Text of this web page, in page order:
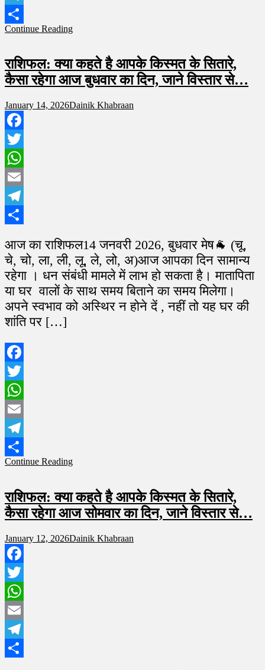
Telegram
Share
Continue Reading
राशिफल: क्या कहते है आपके किस्मत के सितारे,
कैसा रहेगा आज बुधवार का दिन, जाने विस्तार से…
January 14, 2026Dainik Khabraan
Facebook
Twitter
WhatsApp
Email
Telegram
आज का राशिफल14 जनवरी 2026, बुधवार मेष🐐 (चू,
चे, चो, ला, ली, लू, ले, लो, अ)आज आपका दिन सामान्य
रहेगा । धन संबंधी मामले में लाभ हो सकता है। मातापिता
या घर वालों के साथ समय बिताने का समय मिलेगा।
अपने स्वभाव को अस्थिर न होने दें , नहीं तो यह घर की
शांति पर […]
Facebook
Twitter
WhatsApp
Email
Telegram
Share
Continue Reading
राशिफल: क्या कहते है आपके किस्मत के सितारे,
कैसा रहेगा आज सोमवार का दिन, जाने विस्तार से…
January 12, 2026Dainik Khabraan
Facebook
Twitter
WhatsApp
Email
Telegram